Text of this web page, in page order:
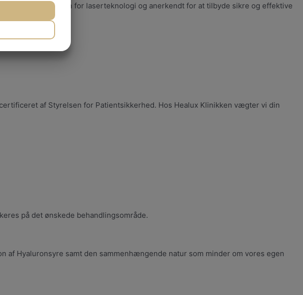
førende inden for laserteknologi og anerkendt for at tilbyde sikre og effektive
af Styrelsen for Patientsikkerhed. Hos Healux Klinikken vægter vi din
på det ønskede behandlingsområde.
Hyaluronsyre samt den sammenhængende natur som minder om vores egen